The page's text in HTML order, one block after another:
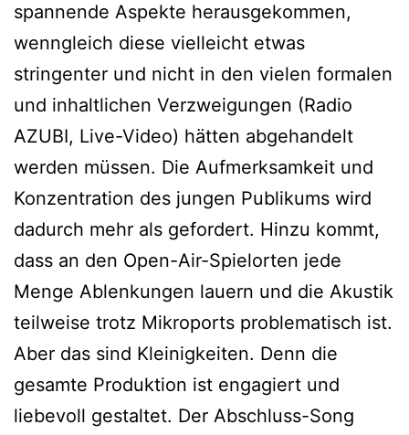
spannende Aspekte herausgekommen,
wenngleich diese vielleicht etwas
stringenter und nicht in den vielen formalen
und inhaltlichen Verzweigungen (Radio
AZUBI, Live-Video) hätten abgehandelt
werden müssen. Die Aufmerksamkeit und
Konzentration des jungen Publikums wird
dadurch mehr als gefordert. Hinzu kommt,
dass an den Open-Air-Spielorten jede
Menge Ablenkungen lauern und die Akustik
teilweise trotz Mikroports problematisch ist.
Aber das sind Kleinigkeiten. Denn die
gesamte Produktion ist engagiert und
liebevoll gestaltet. Der Abschluss-Song